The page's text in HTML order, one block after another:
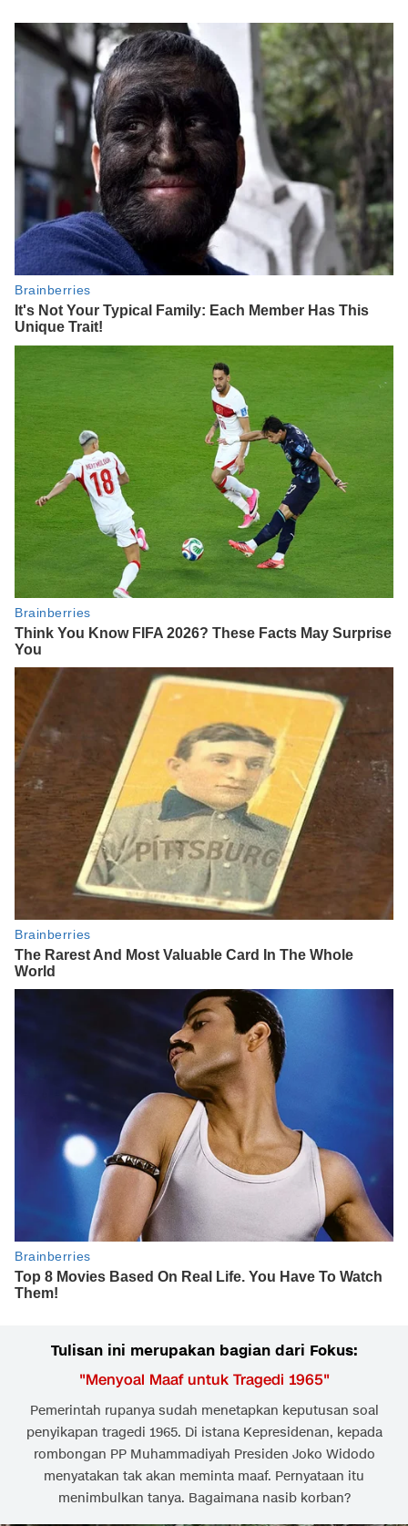
Tulisan ini merupakan bagian dari Fokus:
"Menyoal Maaf untuk Tragedi 1965"
Pemerintah rupanya sudah menetapkan keputusan soal
penyikapan tragedi 1965. Di istana Kepresidenan, kepada
rombongan PP Muhammadiyah Presiden Joko Widodo
menyatakan tak akan meminta maaf. Pernyataan itu
menimbulkan tanya. Bagaimana nasib korban?